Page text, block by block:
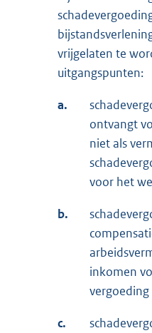
vrijgelaten te
uitgangspunten:
a.
ontvangt
niet als
voor het
b.
inkomen
c.